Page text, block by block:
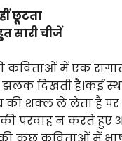
छूटता
सारी चीजें
कविताओं में एक
झलक दिखती है।कई
की शक्ल ले लेता है पर
परवाह न करते हुए